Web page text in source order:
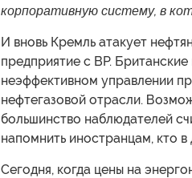
корпоративную систему, в
И вновь Кремль атакует
предприятие с BP.
неэффективном управлении
нефтегазовой отрасли.
большинство наблюдателей
напомнить иностранцам, кто в
Сегодня, когда цены на